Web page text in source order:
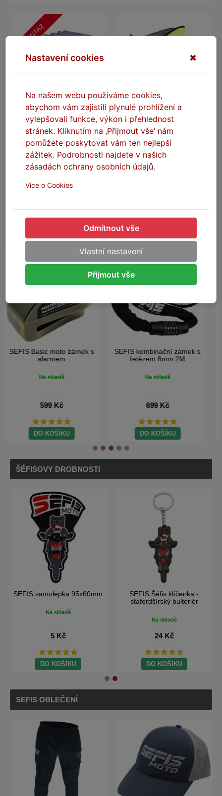
NA DOTAZ
SEFIS mikrovláknová čisticí
utěrka 5ks GSM450
40*40cm šedá
Na dotaz
SEFIS Supreme
mikrovláknová utěrka ručník
800GSM 50*96cm XXL
Na skladě
ŠÉFIS DOPORUČUJE
SEFIS RCX moto batoh na
motorku
Na skladě
699 Kč
DO KOŠÍKU
SEFIS Sport brašna 2v1 na
motocykl
Na skladě
Doprava Zdarma
DO KOŠÍKU
ŠÉFISOVY DROBNOSTI
SEFIS samolepka
5 Kč
DO KOŠÍKU
SEFIS samolepka 95x60mm
5 Kč
DO KOŠÍKU
SEFIS OBLEČENÍ
Nastavení cookies ✖
Na našem webu používáme cookies,
abychom vám zajistili plynulé prohlížení a
vylepšovali funkce, výkon i přehlednost
stránek. Kliknutím na ‚Přijmout vše‘ nám
pomůžete poskytovat vám ten nejlepší
zážitek. Podrobnosti najdete v našich
zásadách ochrany osobních údajů.
Více o Cookies
Odmítnout vše
Vlastní nastavení
Přijmout vše